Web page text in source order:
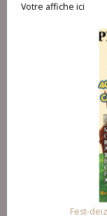
Votre affiche ici
Fest-